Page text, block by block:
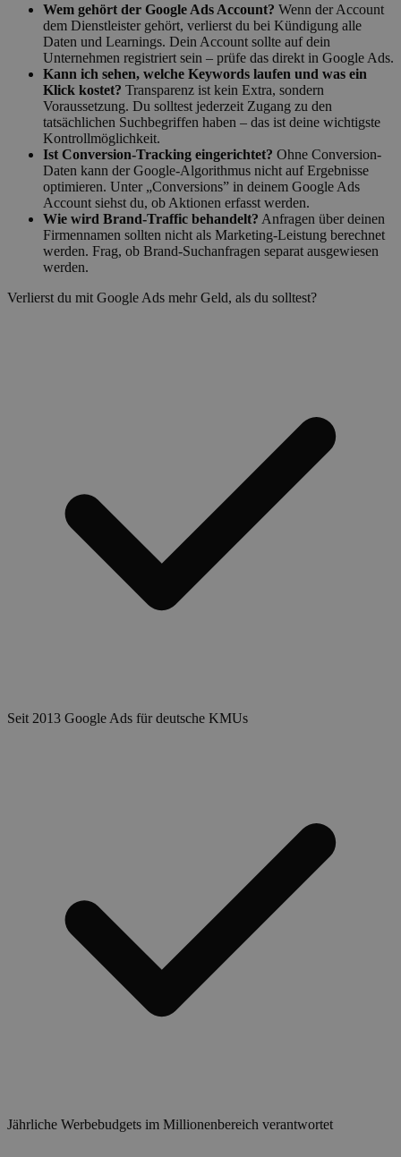
Wem gehört der Google Ads Account? Wenn der Account
dem Dienstleister gehört, verlierst du bei Kündigung alle
Daten und Learnings. Dein Account sollte auf dein
Unternehmen registriert sein – prüfe das direkt in Google Ads.
Kann ich sehen, welche Keywords laufen und was ein
Klick kostet? Transparenz ist kein Extra, sondern
Voraussetzung. Du solltest jederzeit Zugang zu den
tatsächlichen Suchbegriffen haben – das ist deine wichtigste
Kontrollmöglichkeit.
Ist Conversion-Tracking eingerichtet? Ohne Conversion-
Daten kann der Google-Algorithmus nicht auf Ergebnisse
optimieren. Unter „Conversions” in deinem Google Ads
Account siehst du, ob Aktionen erfasst werden.
Wie wird Brand-Traffic behandelt? Anfragen über deinen
Firmennamen sollten nicht als Marketing-Leistung berechnet
werden. Frag, ob Brand-Suchanfragen separat ausgewiesen
werden.
Verlierst du mit Google Ads mehr Geld, als du solltest?
Seit 2013 Google Ads für deutsche KMUs
Jährliche Werbebudgets im Millionenbereich verantwortet